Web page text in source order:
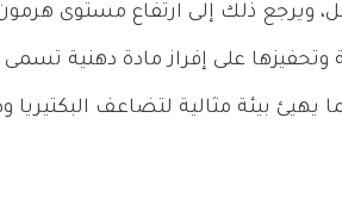
ويرجع ذلك إلى ارتفاع مستوى
على إفراز مادة دهنية تسمى
يهيئ بيئة مثالية لتضاعف